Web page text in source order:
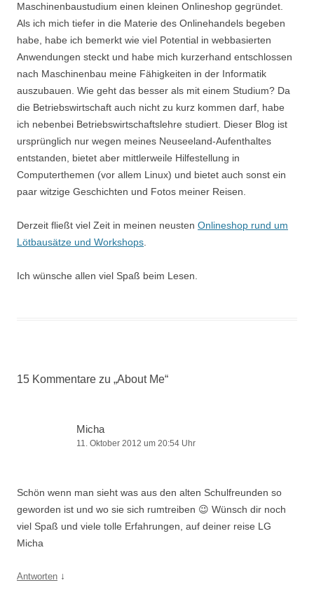
Maschinenbaustudium einen kleinen Onlineshop gegründet.
Als ich mich tiefer in die Materie des Onlinehandels begeben
habe, habe ich bemerkt wie viel Potential in webbasierten
Anwendungen steckt und habe mich kurzerhand entschlossen
nach Maschinenbau meine Fähigkeiten in der Informatik
auszubauen. Wie geht das besser als mit einem Studium? Da
die Betriebswirtschaft auch nicht zu kurz kommen darf, habe
ich nebenbei Betriebswirtschaftslehre studiert. Dieser Blog ist
ursprünglich nur wegen meines Neuseeland-Aufenthaltes
entstanden, bietet aber mittlerweile Hilfestellung in
Computerthemen (vor allem Linux) und bietet auch sonst ein
paar witzige Geschichten und Fotos meiner Reisen.
Derzeit fließt viel Zeit in meinen neusten Onlineshop rund um
Lötbausätze und Workshops
Ich wünsche allen viel Spaß beim Lesen.
15 Kommentare zu „About Me“
Micha
11. Oktober 2012 um 20:54 Uhr
Schön wenn man sieht was aus den alten Schulfreunden so
geworden ist und wo sie sich rumtreiben 😉 Wünsch dir noch
viel Spaß und viele tolle Erfahrungen, auf deiner reise LG
Micha
Antworten ↓